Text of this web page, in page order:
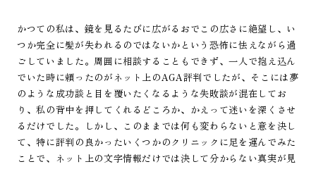
かつての私は、鏡を見るたびに広がるおでこの広さに絶望し、い
つか完全に髪が失われるのではないかという恐怖に怯えながら過
ごしていました。周囲に相談することもできず、一人で抱え込ん
でいた時に頼ったのがネット上のAGA評判でしたが、そこには夢
のような成功談と目を覆いたくなるような失敗談が混在してお
り、私の背中を押してくれるどころか、かえって迷いを深くさせ
るだけでした。しかし、このままでは何も変わらないと意を決し
て、特に評判の良かったいくつかのクリニックに足を運んでみた
ことで、ネット上の文字情報だけでは決して分からない真実が見